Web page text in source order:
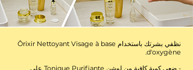
نظفي بشرتك باستخدام Ôrixir Nettoyant Visage à base
d'oxygène.
- ضعي كمية كافية من لوشن Tonique Purifiante على